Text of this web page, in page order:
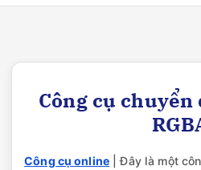
t
Công cụ chuyển
Công cụ online | Đây là một